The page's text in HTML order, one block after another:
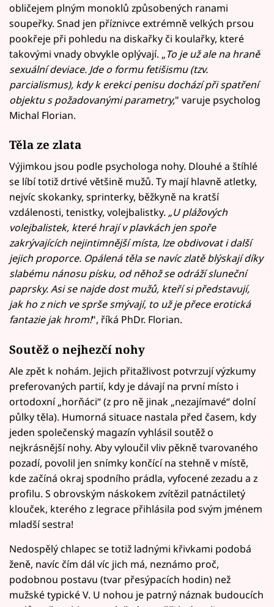
obličejem plným monoklů způsobených ranami
soupeřky. Snad jen příznivce extrémně velkých prsou
pookřeje při pohledu na diskařky či koulařky, které
takovými vnady obvykle oplývají. „To je už ale na hraně
sexuální deviace. Jde o formu fetišismu (tzv.
parcialismus), kdy k erekci penisu dochází při spatření
objektu s požadovanými parametry," varuje psycholog
Michal Florian.
Těla ze zlata
Výjimkou jsou podle psychologa nohy. Dlouhé a štíhlé
se líbí totiž drtivé většině mužů. Ty mají hlavně atletky,
nejvíc skokanky, sprinterky, běžkyně na kratší
vzdálenosti, tenistky, volejbalistky. „U plážových
volejbalistek, které hrají v plavkách jen spoře
zakrývajících nejintimnější místa, lze obdivovat i další
jejich proporce. Opálená těla se navíc zlatě blýskají díky
slabému nánosu písku, od něhož se odráží sluneční
paprsky. Asi se najde dost mužů, kteří si představují,
jak ho z nich ve sprše smývají, to už je přece erotická
fantazie jak hrom!", říká PhDr. Florian.
Soutěž o nejhezčí nohy
Ale zpět k nohám. Jejich přitažlivost potvrzují výzkumy
preferovaných partií, kdy je dávají na první místo i
ortodoxní „horňáci“ (z pro ně jinak „nezajímavé“ dolní
půlky těla). Humorná situace nastala před časem, kdy
jeden společenský magazín vyhlásil soutěž o
nejkrásnější nohy. Aby vyloučil vliv pěkně tvarovaného
pozadí, povolil jen snímky končící na stehně v místě,
kde začíná okraj spodního prádla, vyfocené zezadu a z
profilu. S obrovským náskokem zvítězil patnáctiletý
klouček, kterého z legrace přihlásila pod svým jménem
mladší sestra!
Nedospělý chlapec se totiž ladnými křivkami podobá
ženě, navíc čím dál víc jich má, neznámo proč,
podobnou postavu (tvar přesýpacích hodin) než
mužské typické V. U nohou je patrný náznak budoucích